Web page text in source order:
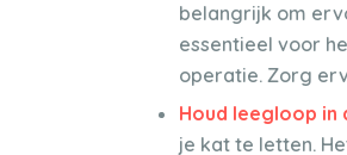
belangrijk om
essentieel voor
operatie. Zorg
Houd leegloop in
je kat te letten.